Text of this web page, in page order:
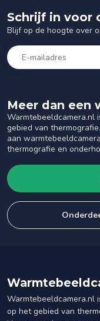
Meer dan een
Warmtebeeldcamera.nl
gebied van
aan
thermografie en
Schrijf in voor
Blijf op de hoogte over
Warmtebeeldcamera.nl
op het gebied van